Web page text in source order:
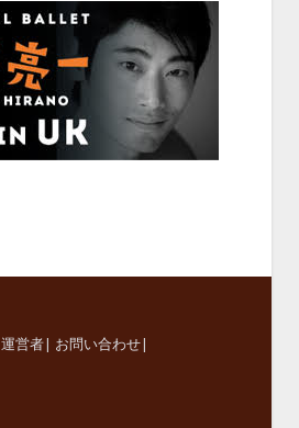
運営者| お問い合わせ|